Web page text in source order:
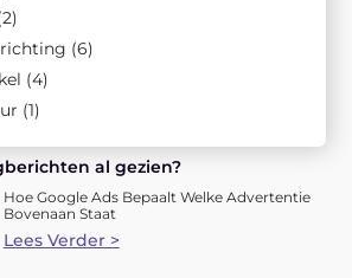
(6)
(4)
(1)
al gezien?
Hoe Google Ads Bepaalt Welke Advertentie
Bovenaan Staat
Lees Verder >